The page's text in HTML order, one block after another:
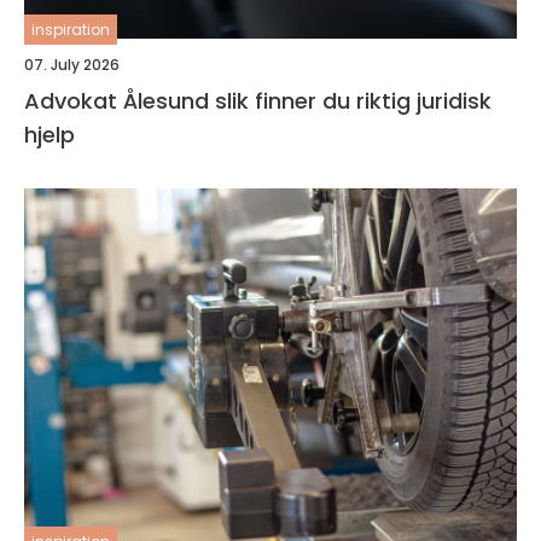
inspiration
07. July 2026
Advokat Ålesund slik finner du riktig juridisk
hjelp